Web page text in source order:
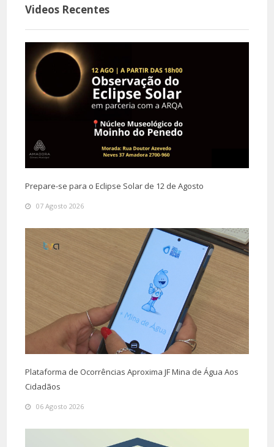
Videos Recentes
Prepare-se para o Eclipse Solar de 12 de Agosto
07 Agosto 2026
Plataforma de Ocorrências Aproxima JF Mina de Água Aos
Cidadãos
06 Agosto 2026